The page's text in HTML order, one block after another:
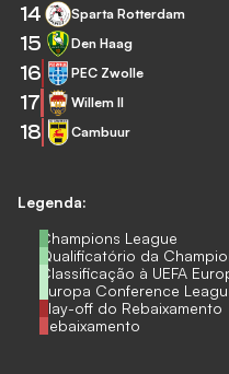
Legenda:
Champions League
Qualificatório da
Classificação à UEFA
Europa Conference
Play-off do Rebaixamento
Rebaixamento
14 Sparta Rotterdam
15 Den Haag
16 PEC Zwolle
17 Willem II
18 Cambuur